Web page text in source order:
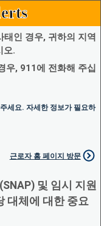
인 경우, 귀하의 지역
오.
우, 911에 전화해 주십
세요. 자세한 정보가 필요하
근로자 홈 페이지 방문
및 임시 지원
대체에 대한 중요